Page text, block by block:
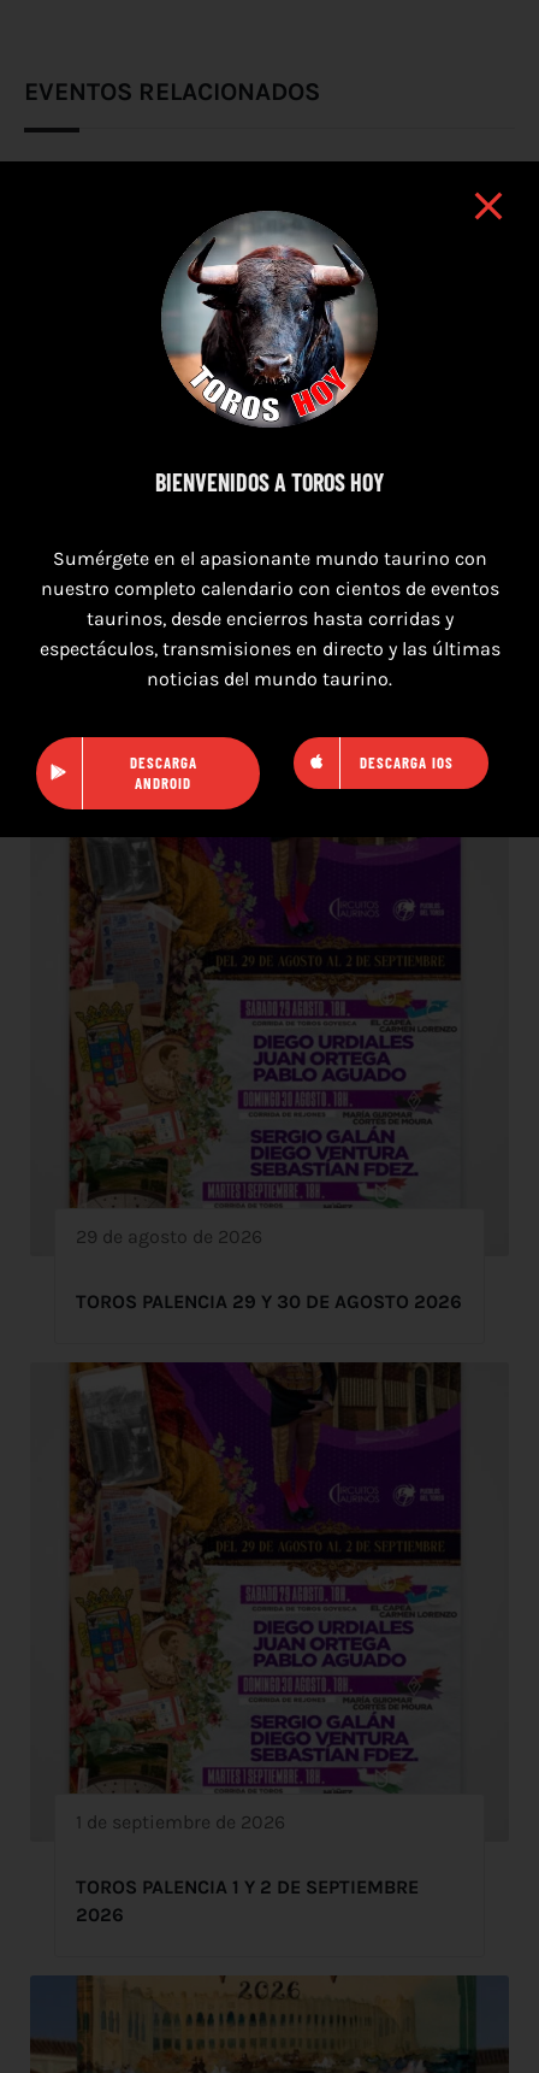
EVENTOS RELACIONADOS
16 de agosto de 2026
TOROS HERRERA DEL DUQUE 16 AGOSTO
29 de agosto de 2026
TOROS PALENCIA 29 Y 30 DE AGOSTO 2026
1 de septiembre de 2026
TOROS PALENCIA 1 Y 2 DE SEPTIEMBRE
2026
BIENVENIDOS A TOROS HOY
Sumérgete en el apasionante mundo taurino con
nuestro completo calendario con cientos de eventos
taurinos, desde encierros hasta corridas y
espectáculos, transmisiones en directo y las últimas
noticias del mundo taurino.
DESCARGA
ANDROID
DESCARGA IOS